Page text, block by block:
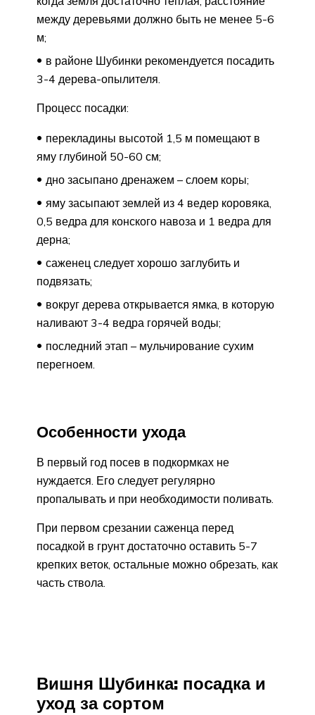
между деревьями должно быть не менее 5-6
м;
в районе Шубинки рекомендуется посадить
3-4 дерева-опылителя.
Процесс посадки:
перекладины высотой 1,5 м помещают в
яму глубиной 50-60 см;
дно засыпано дренажем – слоем коры;
яму засыпают землей из 4 ведер коровяка,
0,5 ведра для конского навоза и 1 ведра для
дерна;
саженец следует хорошо заглубить и
подвязать;
вокруг дерева открывается ямка, в которую
наливают 3-4 ведра горячей воды;
последний этап – мульчирование сухим
перегноем.
Особенности ухода
В первый год посев в подкормках не
нуждается. Его следует регулярно
пропалывать и при необходимости поливать.
При первом срезании саженца перед
посадкой в ​​грунт достаточно оставить 5-7
крепких веток, остальные можно обрезать, как
часть ствола.
Вишня Шубинка: посадка и
уход за сортом